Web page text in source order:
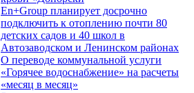
En+Group планирует досрочно
подключить к отоплению почти 80
детских садов и 40 школ в
Автозаводском и Ленинском районах
О переводе коммунальной услуги
«Горячее водоснабжение» на расчеты
«месяц в месяц»